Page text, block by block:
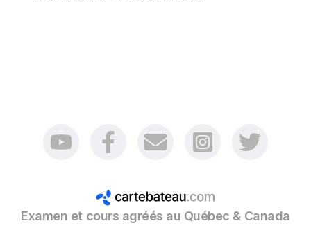
Examen et cours agréés au Québec & Canada